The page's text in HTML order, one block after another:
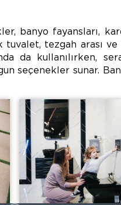
banyo fayansları,
tezgah arası
da kullanılırken,
seçenekler sunar.